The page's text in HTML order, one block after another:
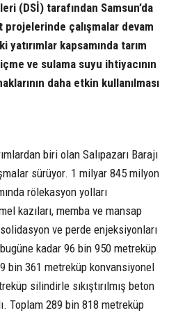
(DSİ) tarafından Samsun’da
çalışmalar devam
kapsamında tarım
ve sulama suyu ihtiyacının
daha etkin kullanılması
biri olan Salıpazarı Barajı
sürüyor. 1 milyar 845 milyon
rölekasyon yolları
kazıları, memba ve mansap
ve perde enjeksiyonları
kadar 96 bin 950 metreküp
bin 361 metreküp konvansiyonel
silindirle sıkıştırılmış beton
Toplam 289 bin 818 metreküp